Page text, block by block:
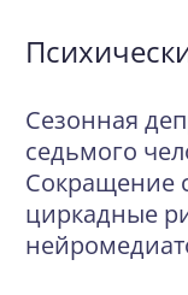
Сезонная
седьмого
Сокращение
циркадные